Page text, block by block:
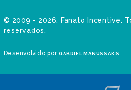
© 2009 - 2026, Fanato Incentive.
reservados.
Desenvolvido porGABRIEL MANUSSAKIS